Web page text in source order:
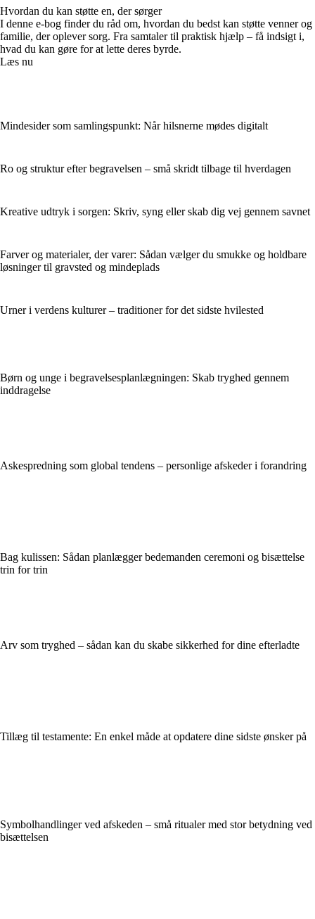
Hvordan du kan støtte en, der sørger
I denne e-bog finder du råd om, hvordan du bedst kan støtte venner og
familie, der oplever sorg. Fra samtaler til praktisk hjælp – få indsigt i,
hvad du kan gøre for at lette deres byrde.
Læs nu
Mindesider som samlingspunkt: Når hilsnerne mødes digitalt
Ro og struktur efter begravelsen – små skridt tilbage til hverdagen
Kreative udtryk i sorgen: Skriv, syng eller skab dig vej gennem savnet
Farver og materialer, der varer: Sådan vælger du smukke og holdbare
løsninger til gravsted og mindeplads
Urner i verdens kulturer – traditioner for det sidste hvilested
Børn og unge i begravelsesplanlægningen: Skab tryghed gennem
inddragelse
Askespredning som global tendens – personlige afskeder i forandring
Bag kulissen: Sådan planlægger bedemanden ceremoni og bisættelse
trin for trin
Arv som tryghed – sådan kan du skabe sikkerhed for dine efterladte
Tillæg til testamente: En enkel måde at opdatere dine sidste ønsker på
Symbolhandlinger ved afskeden – små ritualer med stor betydning ved
bisættelsen